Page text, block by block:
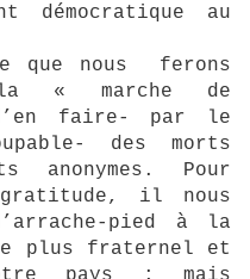
démocratique au
que nous ferons
« marche de
faire- par le
des morts
anonymes. Pour
il nous
pied à la
plus fraternel et